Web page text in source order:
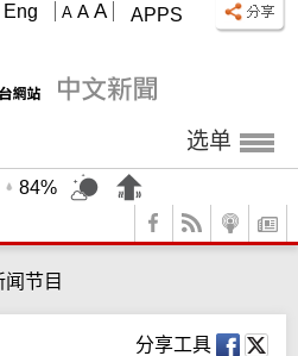
APPS
A A A
Eng
选单
84%
闻节目
分享工具